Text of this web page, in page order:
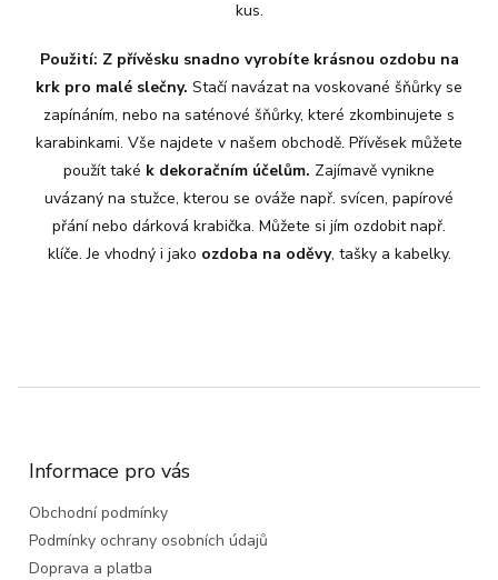
kus.
Použití: Z přívěsku snadno vyrobíte krásnou ozdobu na
krk pro malé slečny. Stačí navázat na voskované šňůrky se
zapínáním, nebo na saténové šňůrky, které zkombinujete s
karabinkami. Vše najdete v našem obchodě. Přívěsek můžete
použít také k dekoračním účelům. Zajímavě vynikne
uvázaný na stužce, kterou se ováže např. svícen, papírové
přání nebo dárková krabička. Můžete si jím ozdobit např.
klíče. Je vhodný i jako ozdoba na oděvy, tašky a kabelky.
Informace pro vás
Obchodní podmínky
Podmínky ochrany osobních údajů
Doprava a platba